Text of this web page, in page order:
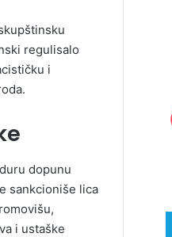
regulisalo
i
dopunu
sankcioniše lica
i ustaške